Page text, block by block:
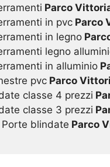
Parco
in pvc Parco
in legno
legno
in alluminio
pvc Parco
classe 4 prezzi
classe 3 prezzi
blindate Parco